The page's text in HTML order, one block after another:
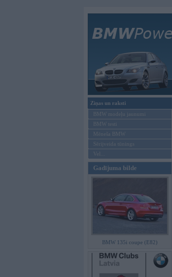
Ziņas un raksti
BMW modeļu jaunumi
BMW testi
Mēneša BMW
Sērijveida tūnings
Vel...
Gadījuma bilde
BMW 135i coupe (E82)